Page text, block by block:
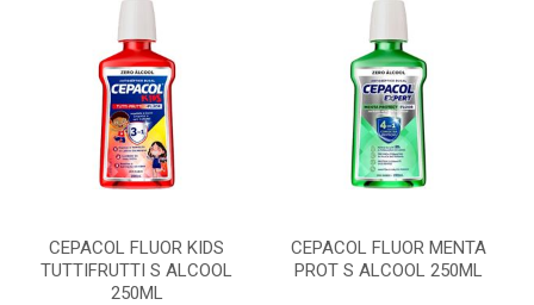
CEPACOL FLUOR KIDS
TUTTIFRUTTI S ALCOOL
250ML
CEPACOL FLUOR MENTA
PROT S ALCOOL 250ML